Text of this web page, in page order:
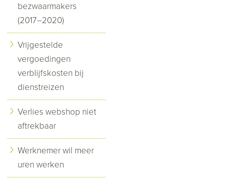
bezwaarmakers
(2017–2020)
Vrijgestelde
vergoedingen
verblijfskosten bij
dienstreizen
Verlies webshop niet
aftrekbaar
Werknemer wil meer
uren werken